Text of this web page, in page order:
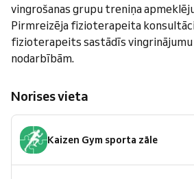
vingrošanas grupu treniņa
Pirmreizēja fizioterapeita
fizioterapeits sastādīs vingrinājumu
nodarbībām.
Norises vieta
Kaizen Gym sporta zāle